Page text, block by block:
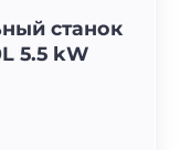
станок
5.5 kW